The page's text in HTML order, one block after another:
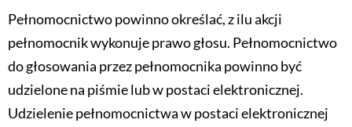
Pełnomocnictwo powinno określać, z ilu akcji
pełnomocnik wykonuje prawo głosu. Pełnomocnictwo
do głosowania przez pełnomocnika powinno być
udzielone na piśmie lub w postaci elektronicznej.
Udzielenie pełnomocnictwa w postaci elektronicznej